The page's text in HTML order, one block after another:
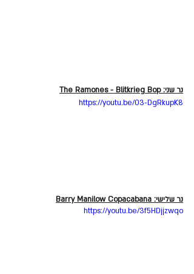
נר שני: The Ramones - Blitkrieg Bop
https://youtu.be/03-DgRkupK8
נר שלישי: Barry Manilow Copacabana
https://youtu.be/3f5HDjjzwqo